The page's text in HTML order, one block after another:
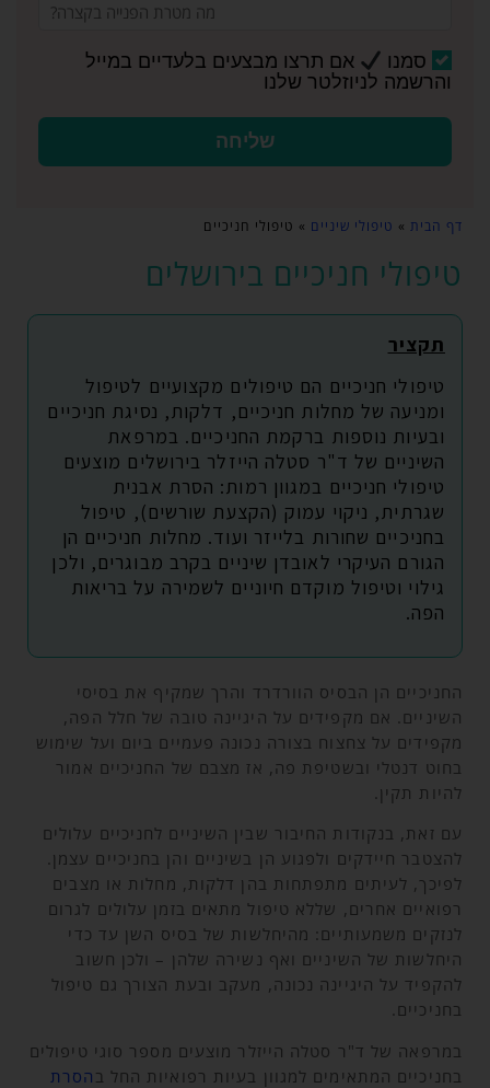
דף הבית » טיפולי שיניים » טיפולי חניכיים
טיפולי חניכיים בירושלים
תקציר
טיפולי חניכיים הם טיפולים מקצועיים לטיפול
ומניעה של מחלות חניכיים, דלקות, נסיגת חניכיים
ובעיות נוספות ברקמת החניכיים. במרפאת
השיניים של ד"ר סטלה הייזלר בירושלים מוצעים
טיפולי חניכיים במגוון רמות: הסרת אבנית
שגרתית, ניקוי עמוק (הקצעת שורשים), טיפול
בחניכיים שחורות בלייזר ועוד. מחלות חניכיים הן
הגורם העיקרי לאובדן שיניים בקרב מבוגרים, ולכן
גילוי וטיפול מוקדם חיוניים לשמירה על בריאות
הפה.
החניכיים הן הבסיס הוורדרד והרך שמקיף את בסיסי
השיניים. אם מקפידים על היגיינה טובה של חלל הפה,
מקפידים על צחצוח בצורה נכונה פעמיים ביום ועל שימוש
בחוט דנטלי ובשטיפת פה, אז מצבם של החניכיים אמור
להיות תקין.
עם זאת, בנקודות החיבור שבין השיניים לחניכיים עלולים
להצטבר חיידקים ולפגוע הן בשיניים והן בחניכיים עצמן.
לפיכך, לעיתים מתפתחות בהן דלקות, מחלות או מצבים
רפואיים אחרים, שללא טיפול מתאים בזמן עלולים לגרום
לנזקים משמעותיים: מהיחלשות של בסיס השן עד כדי
היחלשות של השיניים ואף נשירה שלהן – ולכן חשוב
להקפיד על היגיינה נכונה, מעקב ובעת הצורך גם טיפול
בחניכיים.
במרפאה של ד"ר סטלה הייזלר מוצעים מספר סוגי טיפולים
בחניכיים המתאימים למגוון בעיות רפואיות החל ב הסרת
סמנו
אם תרצו מבצעים בלעדיים במייל
והרשמה לניוזלטר שלנו
שליחה